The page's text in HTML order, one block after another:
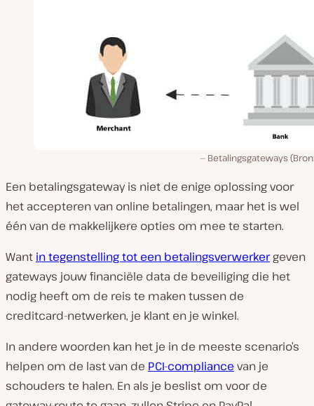
Betalingsgateways
Een betalingsgateway is niet de enige oplossing voor
het accepteren van online betalingen, maar het is wel
één van de makkelijkere opties om mee te starten.
Want in tegenstelling tot een betalingsverwerkergeven
gateways jouw financiële data de beveiliging die het
nodig heeft om de reis te maken tussen de
creditcard-netwerken, je klant en je winkel.
In andere woorden kan het je in de meeste scenario’s
helpen om de last van de PCI-compliance van je
schouders te halen. En als je beslist om voor de